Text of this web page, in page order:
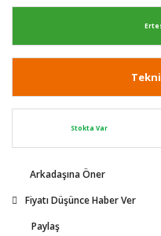
Stokta Var
Arkadaşına Öner
Fiyatı Düşünce Haber Ver
Paylaş